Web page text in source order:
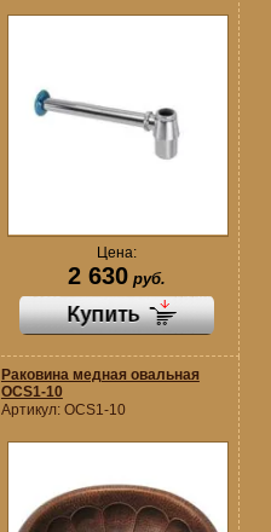
Цена:
2 630руб.
Раковина медная овальная
OCS1-10
Артикул: OCS1-10